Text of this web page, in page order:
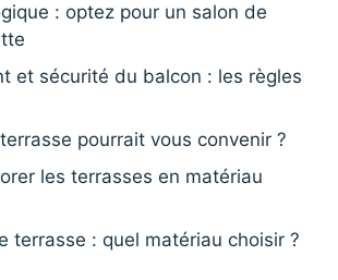
: optez pour un salon de
et sécurité du balcon : les règles
pourrait vous convenir ?
les terrasses en matériau
terrasse : quel matériau choisir ?